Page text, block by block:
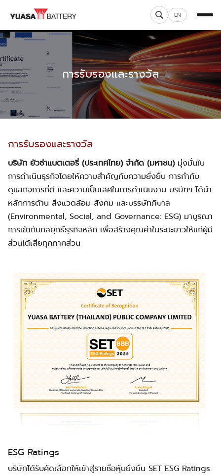
EN
การรับรองและรางวัล
การรับรองและรางวัล
บริษัท ยัวซ่าแบตเตอรี่ (ประเทศไทย) จำกัด (มหาชน)มุ่งมั่นใน
การดำเนินธุรกิจโดยให้ความสำคัญกับความยั่งยืน การกำกับ
ดูแลกิจการที่ดี และความเป็นเลิศในการดำเนินงาน บริษัทฯ ได้นำ
หลักการด้าน สิ่งแวดล้อม สังคม และบรรษัทภิบาล
(Environmental, Social, and Governance: ESG) มาบูรณา
การเข้ากับกลยุทธ์ธุรกิจหลัก เพื่อสร้างคุณค่าในระยะยาวให้แก่ผู้มี
ส่วนได้เสียทุกภาคส่วน
ESG Ratings
บริษัทได้รับคัดเลือกให้เข้าสู่รายชื่อหุ้นยั่งยืน SET ESG Ratings